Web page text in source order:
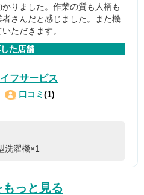
りました。作業の質も人柄も
さんだと感じました。また機
ただきます。
た店舗
フサービス
口コミ (1)
洗濯機×1
もっと見る